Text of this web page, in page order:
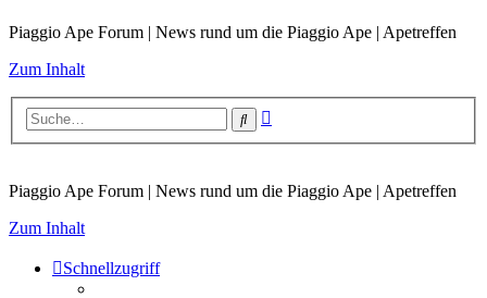
Piaggio Ape Forum | News rund um die Piaggio Ape | Apetreffen
Zum Inhalt
Suche
Piaggio Ape Forum | News rund um die Piaggio Ape | Apetreffen
Zum Inhalt
Schnellzugriff